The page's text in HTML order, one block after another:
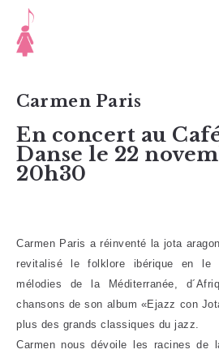
Carmen Paris
En concert au
Danse le 22
20h30
Carmen Paris a réinventé la jota
revitalisé le folklore ibérique en le
mélodies de la Méditerranée,
chansons de son album «Ejazz con
plus des grands classiques du jazz.
Carmen nous dévoile les racines de